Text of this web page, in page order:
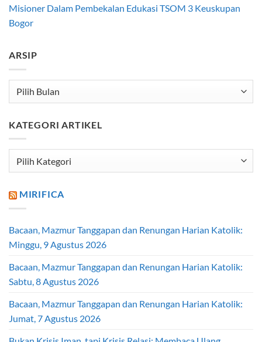
Misioner Dalam Pembekalan Edukasi TSOM 3 Keuskupan
Bogor
ARSIP
Arsip
KATEGORI ARTIKEL
MIRIFICA
Bacaan, Mazmur Tanggapan dan Renungan Harian Katolik:
Minggu, 9 Agustus 2026
Bacaan, Mazmur Tanggapan dan Renungan Harian Katolik:
Sabtu, 8 Agustus 2026
Bacaan, Mazmur Tanggapan dan Renungan Harian Katolik:
Jumat, 7 Agustus 2026